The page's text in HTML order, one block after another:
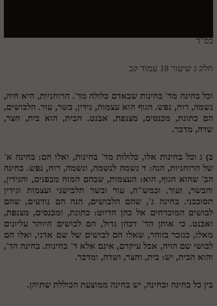
חלק יב
חלק יד
חלק טו
חלק ט"ז
בית שער הכוונות
הזמן סט תע"ס
הזמן סט תלמוד עשר הספירות
ספרים להורדה
מנוע חיפוש בספרים
תלמוד עשר הספירות בעיון
תע"ס חלק ב' עיון
בס"ד
חלק ג שיעור 18 עמוד קכ
וכל בחינה מד' בחינות שבאדם כלולה מד'. הרוחניות, היא חיה,
נשמה, רוח, נפש. הגוף הוא עצמות, גידין, בשר, עור. הלבושים,
הם כתונת, מכנסים, מצנפת, אבנט. הבית, הוא בית, חצר,
שדה, מדבר.
ב) גוכל בחינות אלו, כלולות מד' בחינות, ואלו הם: בחינה א'
של הרוחניות, הנה: ד נשמה לנשמה, ונשמה, רוח, נפש. בחינה
הב' שהוא הגוף, הוא: העצמות, שבהם המוח מבפנים, והגידין,
והבשר, ועור. וכמש"ה, עור ובשר תלבישני ועצמות וגידין
תסוככני. בחינה ג', שהם הלבושים, הנה הם נודעים, שהם
לבושים המוכרחים אל כהן הדיוט: כתונת, ומכנסים, מצנפת,
ואבנט. כי אותן הד' דכהן גדול, הם לבושים היותר עליונים
מאלו, כנזכר בזוהר, שאלו הם לבושים של שם אדני, ואלו הם
לבושי שם הויה, אבל עיקרם, אינם אלא ד' בחינות. בחינה הד',
והוא הבית, יש: בית, וחצר, ושדה, ומדבר.
בין כל בחינה ובחינה, יש בחינה ממוצעת הכוללת שתיהן.